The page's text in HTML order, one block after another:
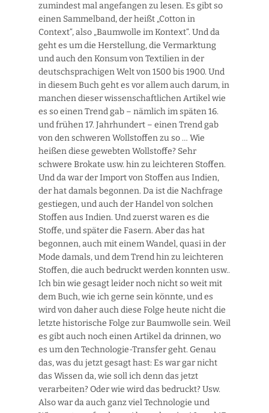
zumindest mal angefangen zu lesen. Es gibt so
einen Sammelband, der heißt „Cotton in
Context“, also „Baumwolle im Kontext“. Und da
geht es um die Herstellung, die Vermarktung
und auch den Konsum von Textilien in der
deutschsprachigen Welt von 1500 bis 1900. Und
in diesem Buch geht es vor allem auch darum, in
manchen dieser wissenschaftlichen Artikel wie
es so einen Trend gab – nämlich im späten 16.
und frühen 17. Jahrhundert – einen Trend gab
von den schweren Wollstoffen zu so … Wie
heißen diese gewebten Wollstoffe? Sehr
schwere Brokate usw. hin zu leichteren Stoffen.
Und da war der Import von Stoffen aus Indien,
der hat damals begonnen. Da ist die Nachfrage
gestiegen, und auch der Handel von solchen
Stoffen aus Indien. Und zuerst waren es die
Stoffe, und später die Fasern. Aber das hat
begonnen, auch mit einem Wandel, quasi in der
Mode damals, und dem Trend hin zu leichteren
Stoffen, die auch bedruckt werden konnten usw..
Ich bin wie gesagt leider noch nicht so weit mit
dem Buch, wie ich gerne sein könnte, und es
wird von daher auch diese Folge heute nicht die
letzte historische Folge zur Baumwolle sein. Weil
es gibt auch noch einen Artikel da drinnen, wo
es um den Technologie-Transfer geht. Genau
das, was du jetzt gesagt hast: Es war gar nicht
das Wissen da, wie soll ich denn das jetzt
verarbeiten? Oder wie wird das bedruckt? Usw.
Also war da auch ganz viel Technologie und